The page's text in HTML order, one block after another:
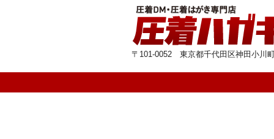
〒101-0052 東京都千代田区神田小川